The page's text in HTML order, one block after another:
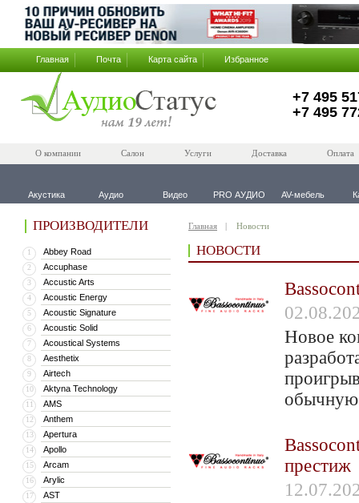
Главная Почта Карта сайта Избранное
+7 495
+7 495
О компании Салон Услуги Доставка Оплата
Акустика Аудио Видео PRO АУДИО AV-мебель
ПРОИЗВОДИТЕЛИ
1 Abbey Road
2 Accuphase
3 Accustic Arts
4 Acoustic Energy
5 Acoustic Signature
6 Acoustic Solid
7 Acoustical Systems
8 Aesthetix
9 Airtech
10 Aktyna Technology
11 AMS
12 Anthem
13 Apertura
14 Apollo
15 Arcam
16 Arylic
17 AST
Главная Новости
НОВОСТИ
Новое
обычную
престиж